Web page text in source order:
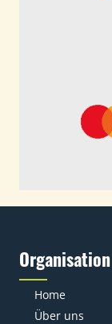
Organisation
Home
Über uns